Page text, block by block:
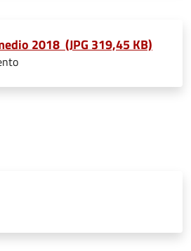
2018 (JPG 319,45 KB)